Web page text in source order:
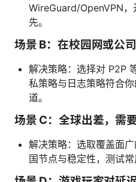
WireGuard/OpenVPN
先。
场景 B：在校园网或公
解决策略：选择对 P2P
私策略与日志策略符合
道。
场景 C：全球出差，需
解决策略：选取覆盖面
国节点与稳定性，测试常